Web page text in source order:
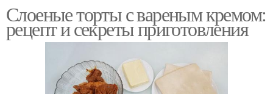
Слоеные торты с вареным кремом:
рецепт и секреты приготовления